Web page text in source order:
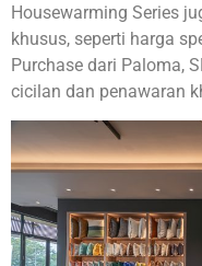
Housewarming Series
khusus, seperti harga
Purchase dari Paloma,
cicilan dan penawaran